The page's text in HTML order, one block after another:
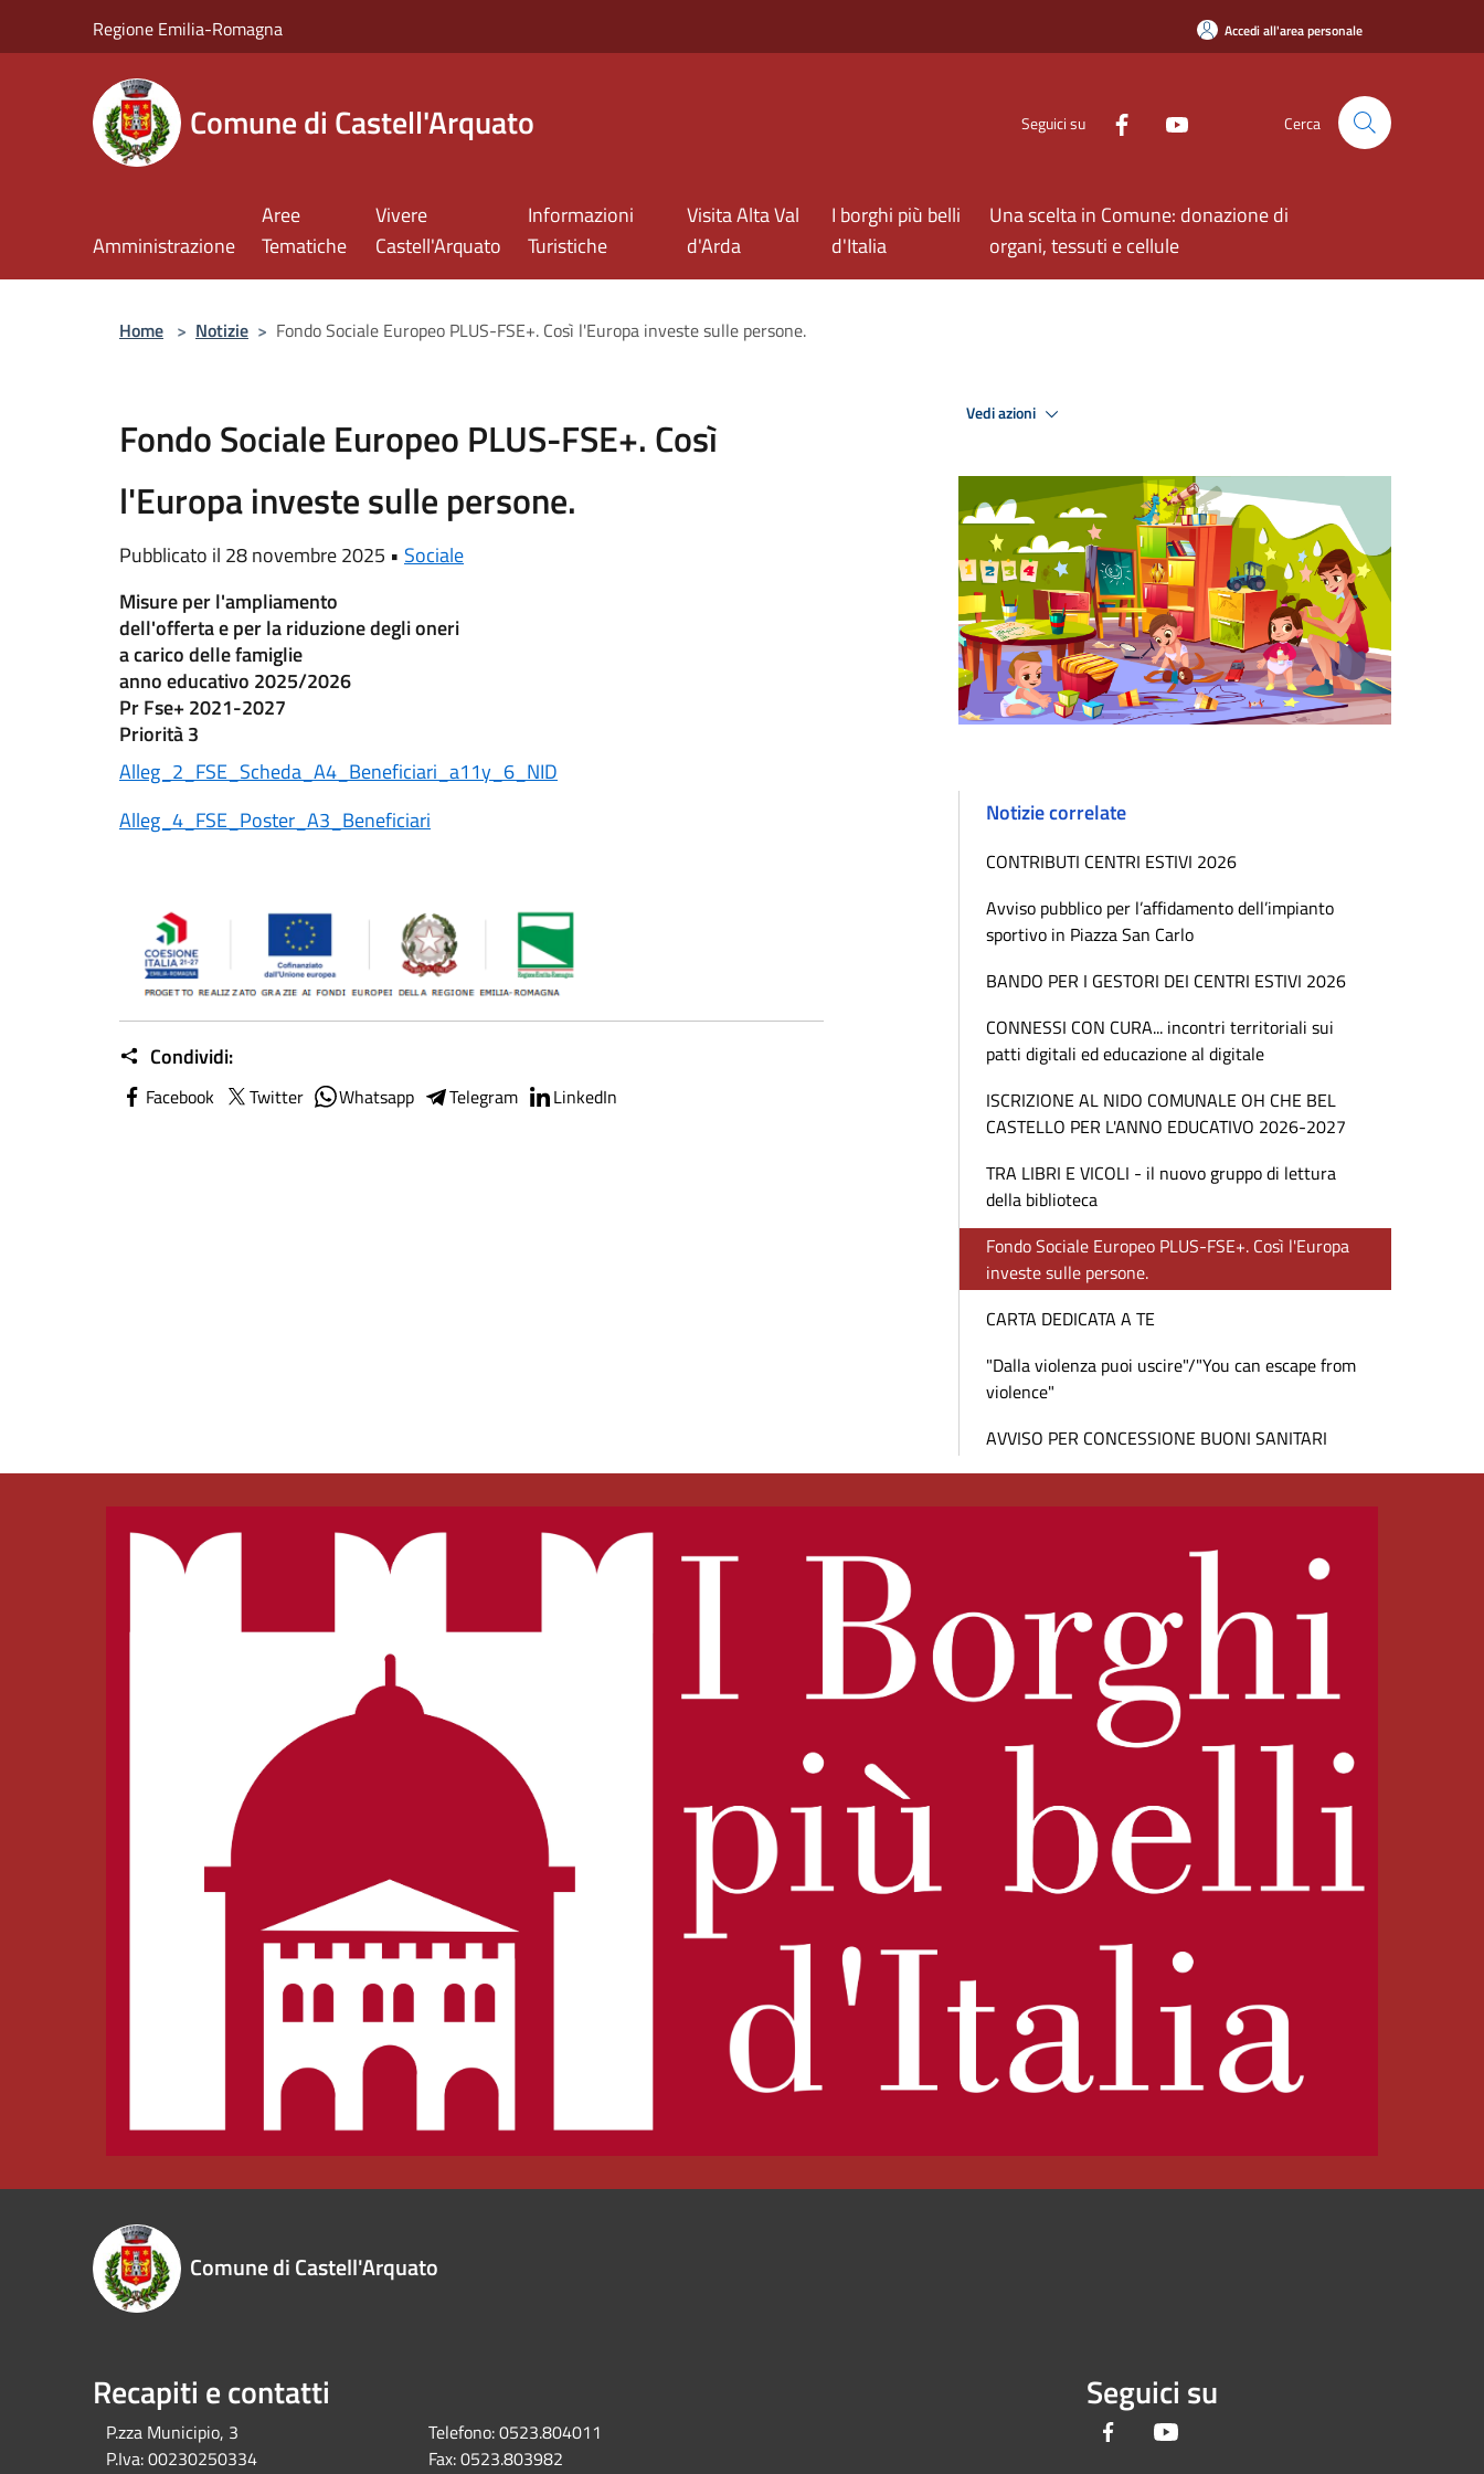
Regione Emilia-Romagna Accedi all'area personale
Comune di Castell'Arquato Seguici su Cerca
Amministrazione
Aree
Tematiche
Vivere
Castell'Arquato
Informazioni
Turistiche
Visita Alta Val
d'Arda
I borghi più belli
d'Italia
Una scelta in Comune: donazione di
organi, tessuti e cellule
Home > Notizie > Fondo Sociale Europeo PLUS-FSE+. Così l'Europa investe sulle persone.
Fondo Sociale Europeo PLUS-FSE+. Così
l'Europa investe sulle persone.
Pubblicato il 28 novembre 2025 • Sociale
Misure per l'ampliamento
dell'offerta e per la riduzione degli oneri
a carico delle famiglie
anno educativo 2025/2026
Pr Fse+ 2021-2027
Priorità 3
Alleg_2_FSE_Scheda_A4_Beneficiari_a11y_6_NID
Alleg_4_FSE_Poster_A3_Beneficiari
Condividi:
Facebook Twitter Whatsapp Telegram LinkedIn
Vedi azioni
Notizie correlate
CONTRIBUTI CENTRI ESTIVI 2026
Avviso pubblico per l’affidamento dell’impianto
sportivo in Piazza San Carlo
BANDO PER I GESTORI DEI CENTRI ESTIVI 2026
CONNESSI CON CURA... incontri territoriali sui
patti digitali ed educazione al digitale
ISCRIZIONE AL NIDO COMUNALE OH CHE BEL
CASTELLO PER L'ANNO EDUCATIVO 2026-2027
TRA LIBRI E VICOLI - il nuovo gruppo di lettura
della biblioteca
Fondo Sociale Europeo PLUS-FSE+. Così l'Europa
investe sulle persone.
CARTA DEDICATA A TE
"Dalla violenza puoi uscire"/"You can escape from
violence"
AVVISO PER CONCESSIONE BUONI SANITARI
Comune di Castell'Arquato
Recapiti e contatti
P.zza Municipio, 3
P.Iva:00230250334
Telefono:0523.804011
Fax:0523.803982
Seguici su
Facebook